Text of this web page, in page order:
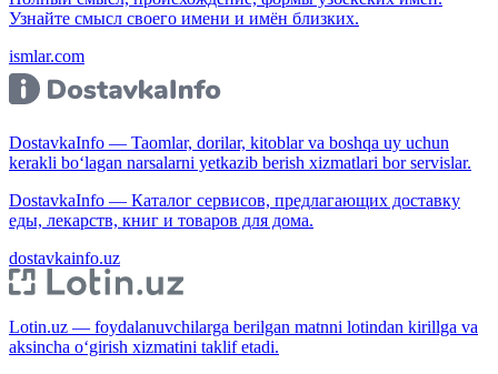
Узнайте смысл своего имени и имён близких.
ismlar.com
DostavkaInfo — Taomlar, dorilar, kitoblar va boshqa uy uchun
kerakli bo‘lagan narsalarni yetkazib berish xizmatlari bor servislar.
DostavkaInfo — Каталог сервисов, предлагающих доставку
еды, лекарств, книг и товаров для дома.
dostavkainfo.uz
Lotin.uz — foydalanuvchilarga berilgan matnni lotindan kirillga va
aksincha o‘girish xizmatini taklif etadi.